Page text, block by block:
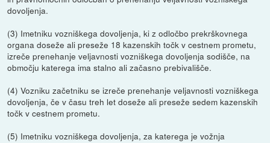
dovoljenja.
(3) Imetniku vozniškega dovoljenja, ki z odločbo prekrškovnega
organa doseže ali preseže 18 kazenskih točk v cestnem prometu,
izreče prenehanje veljavnosti vozniškega dovoljenja sodišče, na
območju katerega ima stalno ali začasno prebivališče.
(4) Vozniku začetniku se izreče prenehanje veljavnosti vozniškega
dovoljenja, če v času treh let doseže ali preseže sedem kazenskih
točk v cestnem prometu.
(5) Imetniku vozniškega dovoljenja, za katerega je vožnja